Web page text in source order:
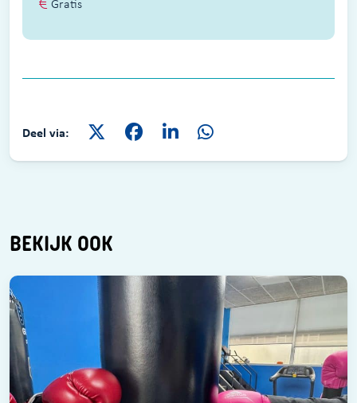
Gratis
Deel via:
BEKIJK OOK